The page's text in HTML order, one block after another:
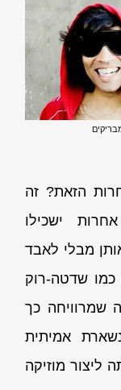
הזאת? זה
ישכילו
מבלי לאבד
כמו שדטה-רוק
שמרוויחה כך
אמיתית
ליצור מוזיקה